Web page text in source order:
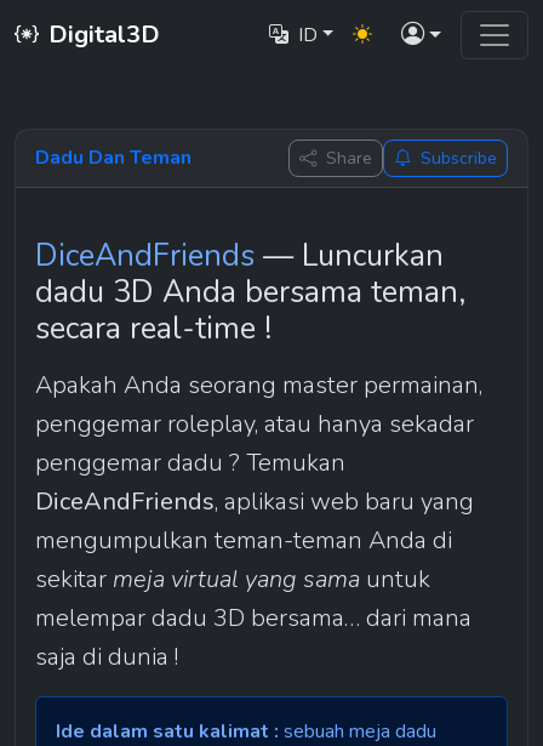
Digital3D ID
Dadu Dan Teman Share Subscribe
DiceAndFriends — Luncurkan
dadu 3D Anda bersama teman,
secara real-time !
Apakah Anda seorang master permainan,
penggemar roleplay, atau hanya sekadar
DiceAndFriends, aplikasi web baru yang
mengumpulkan teman-teman Anda di
sekitar meja virtual yang sama untuk
melempar dadu 3D bersama… dari mana
saja di dunia !
Ide dalam satu kalimat : sebuah meja dadu